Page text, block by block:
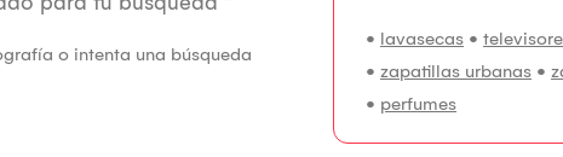
o intenta una búsqueda
• lavasecas •
• zapatillas urbanas •
• perfumes